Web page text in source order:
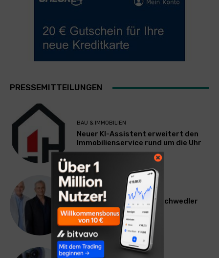
PRESSEMITTEILUNGEN
BAU & IMMOBILIEN
Neuer KI-Assistent erweitert den
Immobilienservice rund um die Uhr
WERBUNG & MARKETING
Willi Arsan & Christoph Schwedler
werden münchen.tv-
Geschäftsführer